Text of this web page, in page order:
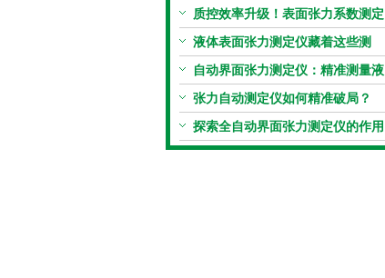
力的？
质控效率升级！表面张力系数测定
仪真香警告
液体表面张力测定仪藏着这些测
定“小窍门”
自动界面张力测定仪：精准测量液
体界面张力的关键设备
张力自动测定仪如何精准破局？
探索全自动界面张力测定仪的作用